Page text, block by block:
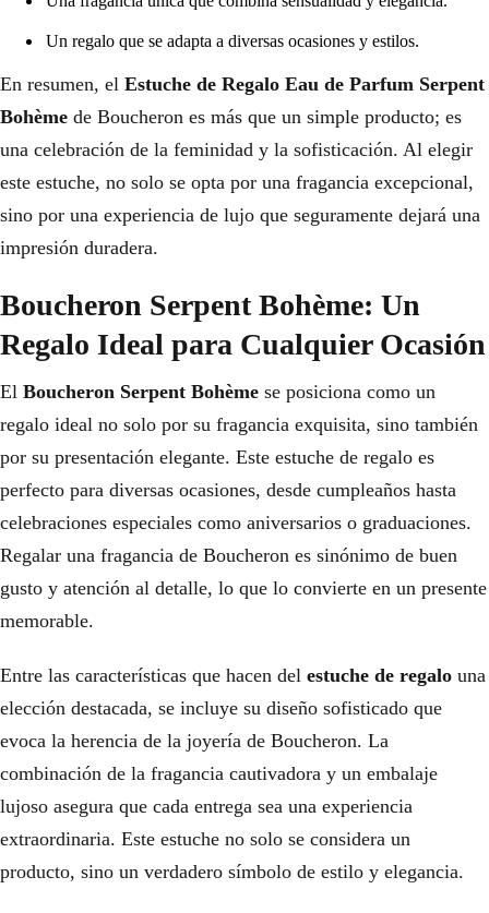
Un regalo que se adapta a diversas ocasiones y estilos.
En resumen, el Estuche de Regalo Eau de Parfum Serpent
Bohème de Boucheron es más que un simple producto; es
una celebración de la feminidad y la sofisticación. Al elegir
este estuche, no solo se opta por una fragancia excepcional,
sino por una experiencia de lujo que seguramente dejará una
impresión duradera.
Boucheron Serpent Bohème: Un
Regalo Ideal para Cualquier Ocasión
El Boucheron Serpent Bohème se posiciona como un
regalo ideal no solo por su fragancia exquisita, sino también
por su presentación elegante. Este estuche de regalo es
perfecto para diversas ocasiones, desde cumpleaños hasta
celebraciones especiales como aniversarios o graduaciones.
Regalar una fragancia de Boucheron es sinónimo de buen
gusto y atención al detalle, lo que lo convierte en un presente
memorable.
Entre las características que hacen del estuche de regalo una
elección destacada, se incluye su diseño sofisticado que
evoca la herencia de la joyería de Boucheron. La
combinación de la fragancia cautivadora y un embalaje
lujoso asegura que cada entrega sea una experiencia
extraordinaria. Este estuche no solo se considera un
producto, sino un verdadero símbolo de estilo y elegancia.